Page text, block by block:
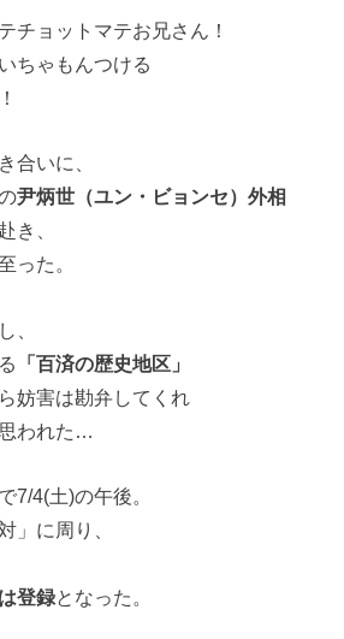
チョットマテお兄さん！
ちゃもんつける
合いに、
尹炳世（ユン・ビョンセ）外相
き、
った。
、
「百済の歴史地区」
妨害は勘弁してくれ
われた…
7/4(土)の午後。
」に周り、
登録となった。